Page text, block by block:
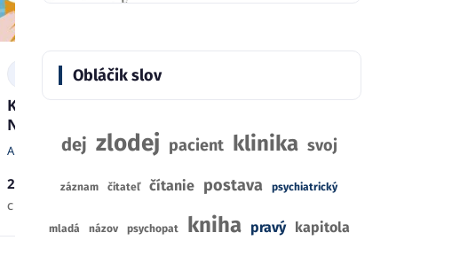
Knihomoľský život
Niny Hillovej
Abbi Waxman
2 RECENZIE
CENA Z
Marko Kloos
2RECENZIE
Obláčik slov
dej zlodej pacient klinika svoj
záznam čitateľ čítanie postava psychiatrický
mladá názov psychopat kniha pravý kapitola